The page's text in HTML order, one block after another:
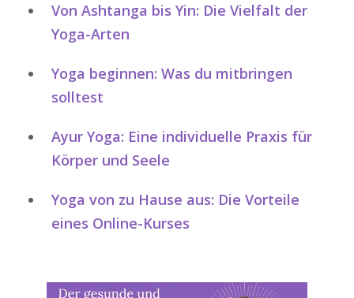
Von Ashtanga bis Yin: Die Vielfalt der
Yoga-Arten
Yoga beginnen: Was du mitbringen
solltest
Ayur Yoga: Eine individuelle Praxis für
Körper und Seele
Yoga von zu Hause aus: Die Vorteile
eines Online-Kurses